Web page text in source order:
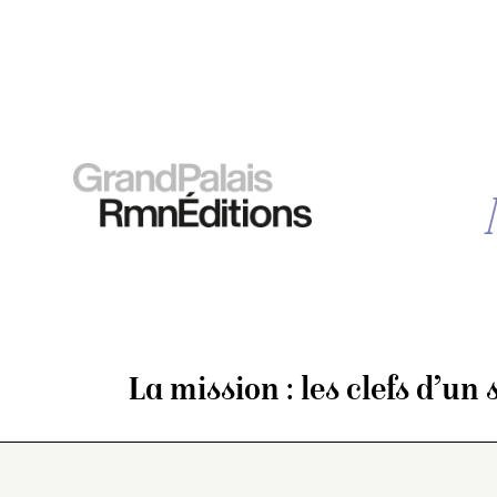
La mission : les clefs d’un